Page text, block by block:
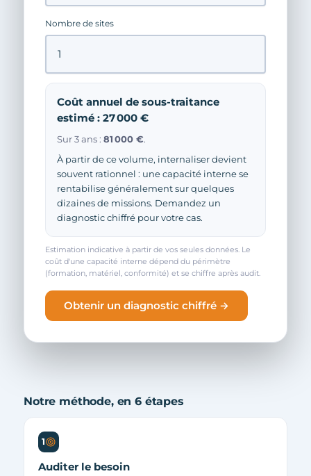
Nombre de sites
Coût annuel de sous-traitance
estimé : 27 000 €
Sur 3 ans : 81 000 €.
À partir de ce volume, internaliser devient
souvent rationnel : une capacité interne se
rentabilise généralement sur quelques
dizaines de missions. Demandez un
diagnostic chiffré pour votre cas.
Estimation indicative à partir de vos seules données. Le
coût d'une capacité interne dépend du périmètre
(formation, matériel, conformité) et se chiffre après audit.
Obtenir un diagnostic chiffré →
Notre méthode, en 6 étapes
1
Auditer le besoin